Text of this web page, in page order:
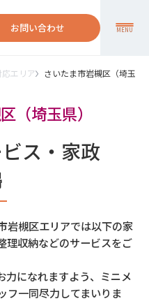
お問い合わせ MENU
エリア さいたま市岩槻区（埼玉県
（埼玉県）
ス・家政
岩槻区エリアでは以下の家
理収納などのサービスをご
力になれますよう、ミニメ
フ一同尽力してまいりま